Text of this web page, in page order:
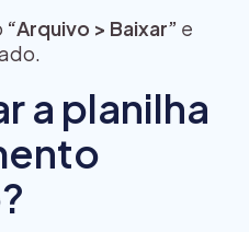
“Arquivo > Baixar” e
a planilha